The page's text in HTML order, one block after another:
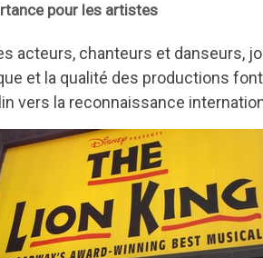
pour les artistes
acteurs, chanteurs et danseurs,
et la qualité des productions
vers la reconnaissance